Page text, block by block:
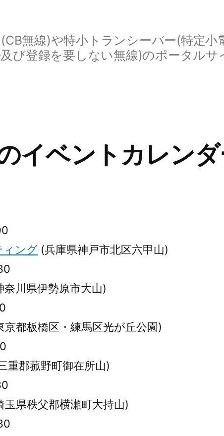
無線)や特小トランシーバー(特定小
び登録を要しない無線)のポータルサ
イベントカレン
ィング (兵庫県神戸市北区六甲山)
奈川県伊勢原市大山)
京都板橋区・練馬区光が丘公園)
重郡菰野町御在所山)
玉県秩父郡横瀬町大持山)